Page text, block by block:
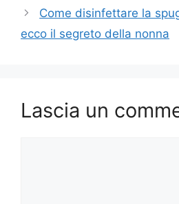
Come disinfettare la
ecco il segreto della nonna
Lascia un